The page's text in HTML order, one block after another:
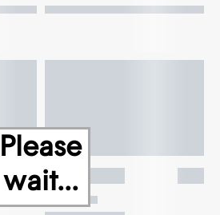
Please
wait...